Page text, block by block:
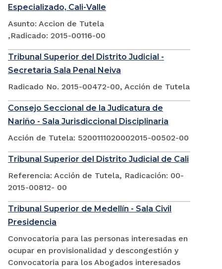
Especializado, Cali-Valle
Asunto: Accion de Tutela
,Radicado: 2015-00116-00
Tribunal Superior del Distrito Judicial -
Secretaria Sala Penal Neiva
Radicado No. 2015-00472-00, Acción de Tutela
Consejo Seccional de la Judicatura de
Nariño - Sala Jurisdiccional Disciplinaria
Acción de Tutela: 5200111020002015-00502-00
Tribunal Superior del Distrito Judicial de Cali
Referencia: Acción de Tutela, Radicación: 00-
2015-00812- 00
Tribunal Superior de Medellín - Sala Civil
Presidencia
Convocatoria para las personas interesadas en
ocupar en provisionalidad y descongestión y
Convocatoria para los Abogados interesados